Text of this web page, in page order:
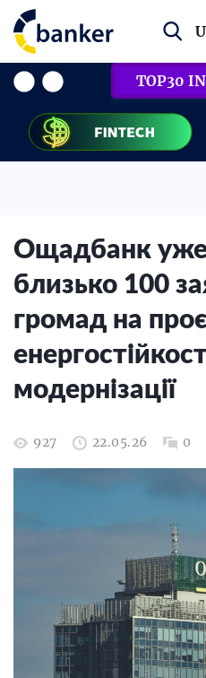
TOP30
Ощадбанк
близько 100
громад на
модернізації
927 22.05.26 0